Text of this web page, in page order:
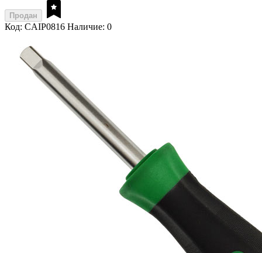
Продан
Код: CAIP0816 Наличие: 0